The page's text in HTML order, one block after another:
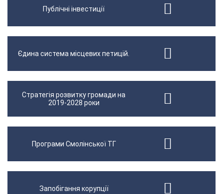
Публічні інвестиції
Єдина система місцевих петицій.
Стратегія розвитку громади на
2019-2028 роки
Програми Смолінської ТГ
Запобігання корупції